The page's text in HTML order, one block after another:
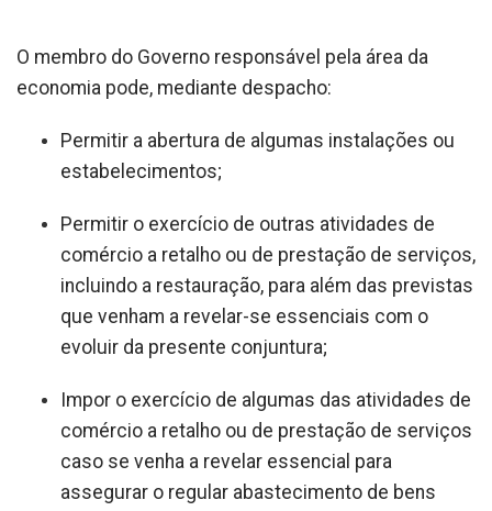
O membro do Governo responsável pela área da
economia pode, mediante despacho:
Permitir a abertura de algumas instalações ou
estabelecimentos;
Permitir o exercício de outras atividades de
comércio a retalho ou de prestação de serviços,
incluindo a restauração, para além das previstas
que venham a revelar-se essenciais com o
evoluir da presente conjuntura;
Impor o exercício de algumas das atividades de
comércio a retalho ou de prestação de serviços
caso se venha a revelar essencial para
assegurar o regular abastecimento de bens